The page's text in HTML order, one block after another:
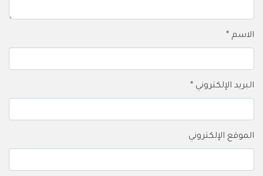
الاسم *
البريد الإلكتروني *
الموقع الإلكتروني